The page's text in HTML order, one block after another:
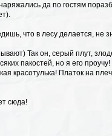
да по гостям
что в лесу делается, не
Так он, серый плут,
пакостей, но я его
красотулька! Платок на
сюда!